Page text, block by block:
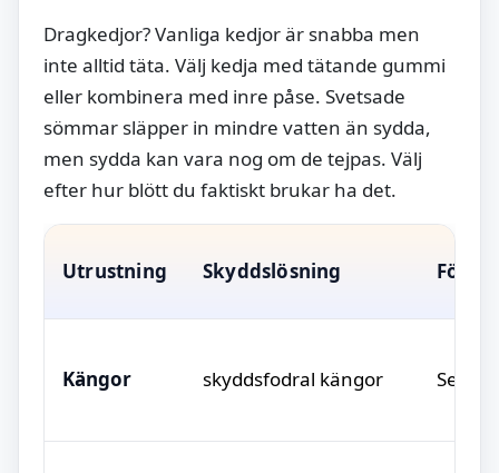
Dragkedjor? Vanliga kedjor är snabba men
inte alltid täta. Välj kedja med tätande gummi
eller kombinera med inre påse. Svetsade
sömmar släpper in mindre vatten än sydda,
men sydda kan vara nog om de tejpas. Välj
efter hur blött du faktiskt brukar ha det.
Utrustning Skyddslösning Fördel
Kängor skyddsfodral kängor